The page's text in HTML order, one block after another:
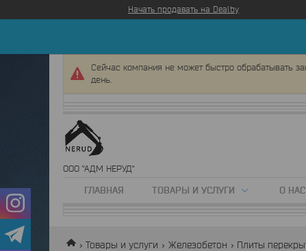
Начать продавать на Deal.by
Сейчас компания не может быстро обрабатывать
день.
ООО "АДМ НЕРУД"
ГЛАВНАЯ ТОВАРЫ И УСЛУГИ О НАС
Товары и услуги Железобетон Плиты